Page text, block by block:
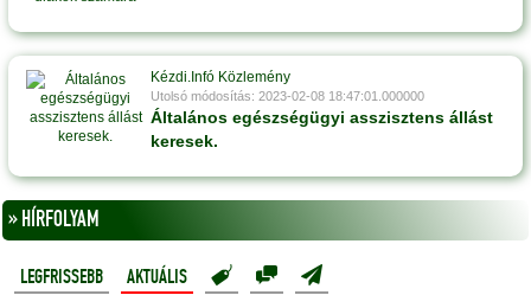
Kézdi.Infó Közlemény
Utolsó módosítás: 2023-02-08 18:47:01.000000
Általános egészségügyi asszisztens állást
keresek.
» HÍRFOLYAM
LEGFRISSEBB AKTUÁLIS